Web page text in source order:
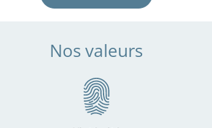
Nos valeurs